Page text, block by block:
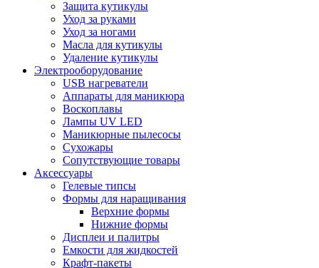
Защита кутикулы
Уход за руками
Уход за ногами
Масла для кутикулы
Удаление кутикулы
Электрооборудование
USB нагреватели
Аппараты для маникюра
Воскоплавы
Лампы UV LED
Маникюрные пылесосы
Сухожары
Сопутствующие товары
Аксессуары
Гелевые типсы
Формы для наращивания
Верхние формы
Нижние формы
Дисплеи и палитры
Емкости для жидкостей
Крафт-пакеты